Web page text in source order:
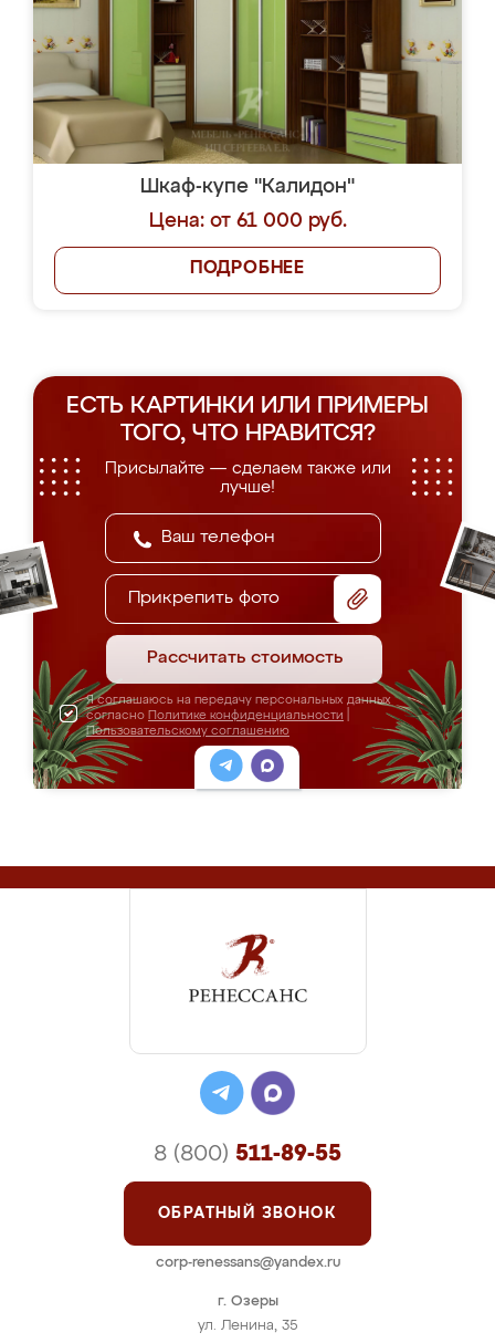
Шкаф-купе "Калидон"
Цена: от 61 000 руб.
ПОДРОБНЕЕ
ЕСТЬ КАРТИНКИ ИЛИ ПРИМЕРЫ
ТОГО, ЧТО НРАВИТСЯ?
Присылайте — сделаем также или
лучше!
Прикрепить фото
Рассчитать стоимость
Я соглашаюсь на передачу персональных данных
согласно Политике конфиденциальности
Пользовательскому соглашению
г. Озеры
ул. Ленина, 35
8 (800) 511-89-55
ОБРАТНЫЙ ЗВОНОК
corp-renessans@yandex.ru